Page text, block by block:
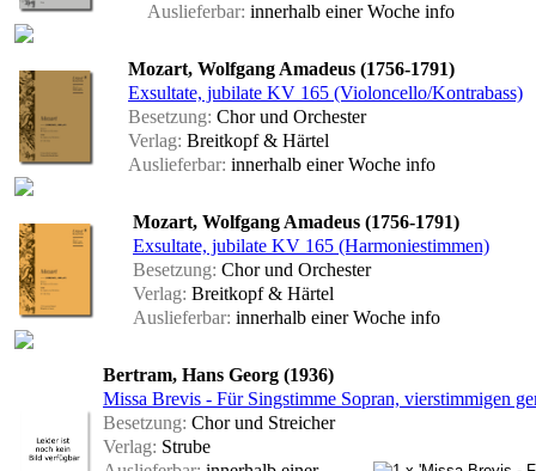
Auslieferbar: innerhalb einer Woche info
Mozart, Wolfgang Amadeus (1756-1791)
Exsultate, jubilate KV 165 (Violoncello/Kontrabass)
Besetzung: Chor und Orchester
Verlag: Breitkopf & Härtel
Auslieferbar: innerhalb einer Woche info
Mozart, Wolfgang Amadeus (1756-1791)
Exsultate, jubilate KV 165 (Harmoniestimmen)
Besetzung: Chor und Orchester
Verlag: Breitkopf & Härtel
Auslieferbar: innerhalb einer Woche info
Bertram, Hans Georg (1936)
Missa Brevis - Für Singstimme Sopran, vierstimmigen
Besetzung: Chor und Streicher
Verlag: Strube